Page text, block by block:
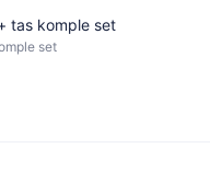
tas komple set
set